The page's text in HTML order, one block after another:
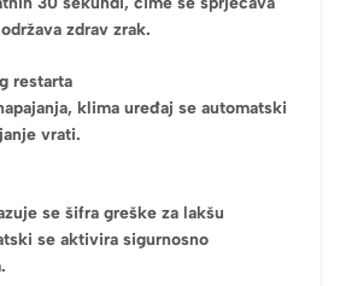
zdrav zrak.
restarta
klima uređaj se automatski
vrati.
se šifra greške za lakšu
se aktivira sigurnosno